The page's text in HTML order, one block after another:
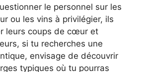
le personnel sur les
ou les vins à privilégier, ils
leurs coups de cœur et
si tu recherches une
envisage de découvrir
typiques où tu pourras